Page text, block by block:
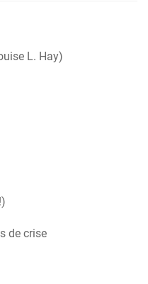
L. Hay)
de crise